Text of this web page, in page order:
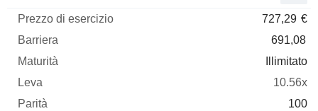
727,29 €
691,08
Illimitato
10.56x
100